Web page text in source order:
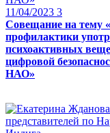
11/04/2023 3
Совещание на тему
профилактики
психоактивных
цифровой
НАО»